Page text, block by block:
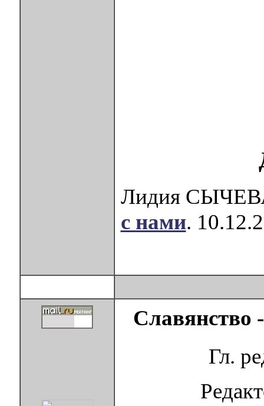
Лидия
с нами.
Славянство
Гл.